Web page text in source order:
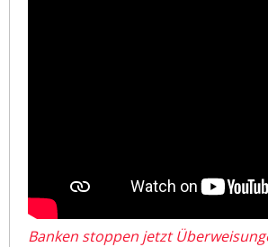
Banken stoppen jetzt